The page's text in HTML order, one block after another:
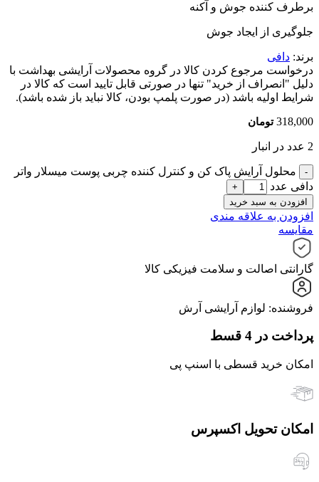
برطرف کننده جوش و آکنه
جلوگیری از ایجاد جوش
برند: دافی
درخواست مرجوع کردن کالا در گروه محصولات آرایشی بهداشت با
دلیل "انصراف از خرید" تنها در صورتی قابل تایید است که کالا در
شرایط اولیه باشد (در صورت پلمپ بودن، کالا نباید باز شده باشد).
318,000 تومان
2 عدد در انبار
محلول آرایش پاک کن و کنترل کننده چربی پوست میسلار واتر
دافی عدد
افزودن به سبد خرید
افزودن به علاقه مندی
مقایسه
گارانتی اصالت و سلامت فیزیکی کالا
فروشنده: لوازم آرایشی آرش
پرداخت در 4 قسط
امکان خرید قسطی با اسنپ پی
امکان تحویل اکسپرس